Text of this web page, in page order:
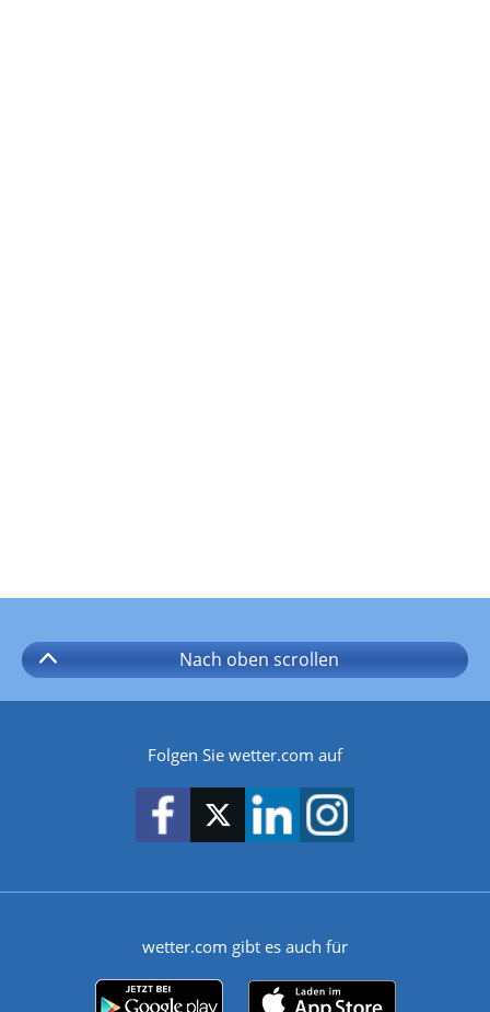
Nach oben scrollen
Folgen Sie wetter.com auf
wetter.com gibt es auch für